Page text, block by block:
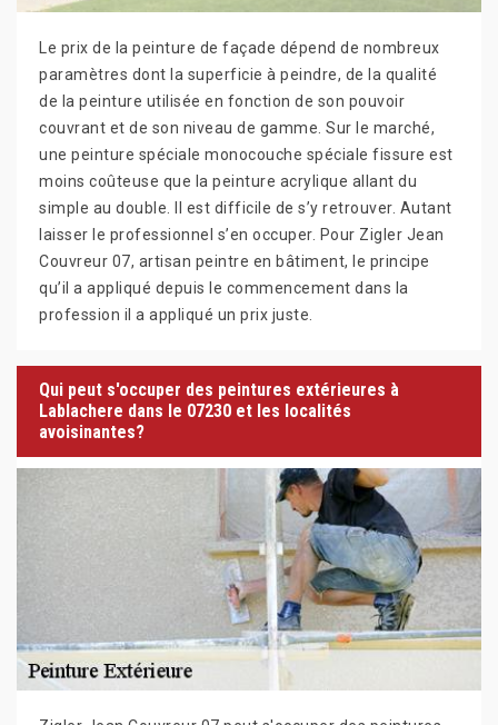
Le prix de la peinture de façade dépend de nombreux
paramètres dont la superficie à peindre, de la qualité
de la peinture utilisée en fonction de son pouvoir
couvrant et de son niveau de gamme. Sur le marché,
une peinture spéciale monocouche spéciale fissure est
moins coûteuse que la peinture acrylique allant du
simple au double. Il est difficile de s’y retrouver. Autant
laisser le professionnel s’en occuper. Pour Zigler Jean
Couvreur 07, artisan peintre en bâtiment, le principe
qu’il a appliqué depuis le commencement dans la
profession il a appliqué un prix juste.
Qui peut s'occuper des peintures extérieures à
Lablachere dans le 07230 et les localités
avoisinantes?